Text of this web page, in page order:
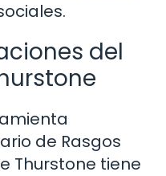
del
de Rasgos
Thurstone tiene